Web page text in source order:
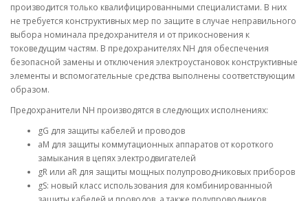
производится только квалифицированными специалистами. В них
не требуется конструктивных мер по защите в случае неправильного
выбора номинала предохранителя и от прикосновения к
токоведущим частям. В предохранителях NH для обеспечения
безопасной замены и отключения электроустановок конструктивные
элементы и вспомогательные средства выполнены соответствующим
образом.
Предохранители NH производятся в следующих исполнениях:
gG для защиты кабелей и проводов
aM для защиты коммутационных аппаратов от короткого
замыкания в цепях электродвигателей
gR или aR для защиты мощных полупроводниковых приборов
gS: новый класс использования для комбинированныой